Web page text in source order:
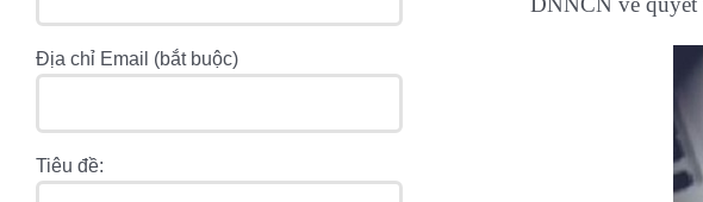
Địa chỉ Email (bắt buộc)
Tiêu đề: